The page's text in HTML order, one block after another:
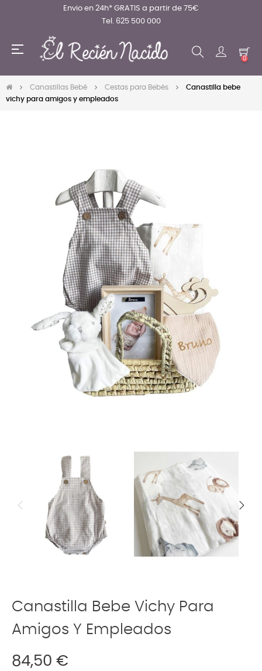
Envio en 24h* GRATIS a partir de 75€
Tel. 625 500 000
Navegación
☰
0
Canastillas Bebé Cestas para Bebés
Canastilla bebe
vichy para amigos y empleados
Canastilla Bebe Vichy Para
Amigos Y Empleados
84,50 €